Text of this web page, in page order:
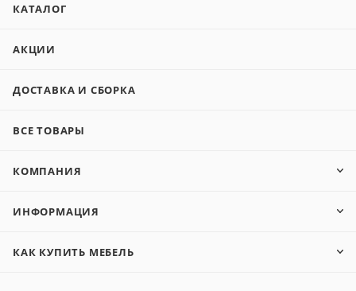
КАТАЛОГ
АКЦИИ
ДОСТАВКА И СБОРКА
ВСЕ ТОВАРЫ
КОМПАНИЯ
ИНФОРМАЦИЯ
КАК КУПИТЬ МЕБЕЛЬ